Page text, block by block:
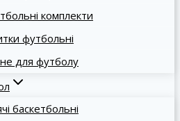
комплекти
футбольні
для футболу
баскетбольні